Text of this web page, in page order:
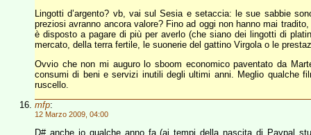
Lingotti d’argento? vb, vai sul Sesia e setaccia: le sue sabbie
preziosi avranno ancora valore? Fino ad oggi non hanno mai
è disposto a pagare di più per averlo (che siano dei lingotti di
mercato, della terra fertile, le suonerie del gattino Virgola o le
Ovvio che non mi auguro lo sboom economico paventato da
consumi di beni e servizi inutili degli ultimi anni. Meglio qualche
ruscello.
mfp:
12 Marzo 2009, 04:00
D# anche io qualche anno fa (ai tempi della nascita di Paypal